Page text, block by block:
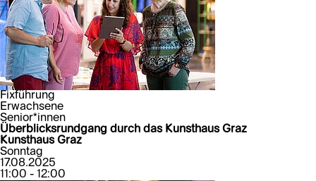
Fixführung
Erwachsene
Senior*innen
Überblicksrundgang durch das Kunsthaus Graz
Kunsthaus Graz
Sonntag
17.08.2025
11:00 - 12:00